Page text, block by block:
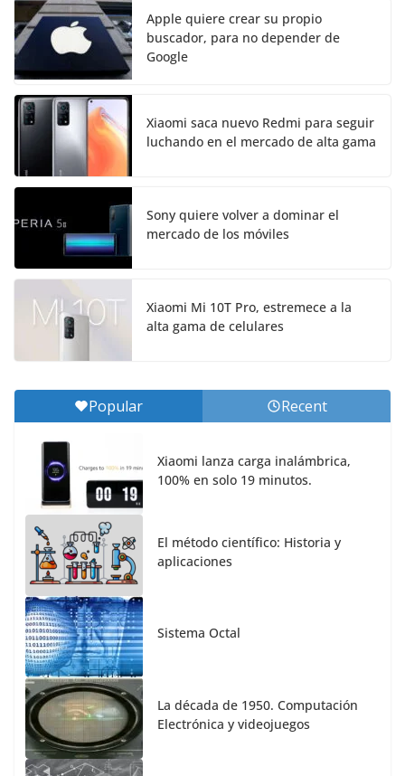
Apple quiere crear su propio
buscador, para no depender de
Google
Xiaomi saca nuevo Redmi para seguir
luchando en el mercado de alta gama
Sony quiere volver a dominar el
mercado de los móviles
Xiaomi Mi 10T Pro, estremece a la
alta gama de celulares
Popular Recent
Xiaomi lanza carga inalámbrica,
100% en solo 19 minutos.
El método científico: Historia y
aplicaciones
Sistema Octal
La década de 1950. Computación
Electrónica y videojuegos